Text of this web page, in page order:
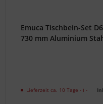
Emuca Tischbein-Set
730 mm Aluminium
Lieferzeit ca. 10 Tage- ℹ -